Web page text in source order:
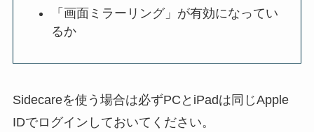
「画面ミラーリング」が有効になってい
るか
Sidecareを使う場合は必ずPCとiPadは同じApple
IDでログインしておいてください。